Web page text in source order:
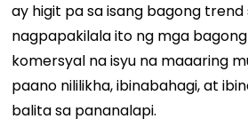
ay higit pa sa isang bagong trend
nagpapakilala ito ng mga
komersyal na isyu na maaaring
paano nililikha, ibinabahagi, at
balita sa pananalapi.